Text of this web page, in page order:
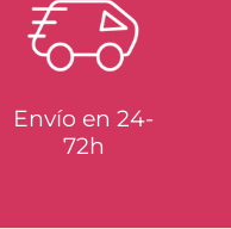
Envío en 24-
72h